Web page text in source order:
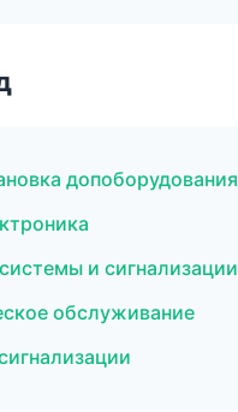
допоборудования
и сигнализации
обслуживание